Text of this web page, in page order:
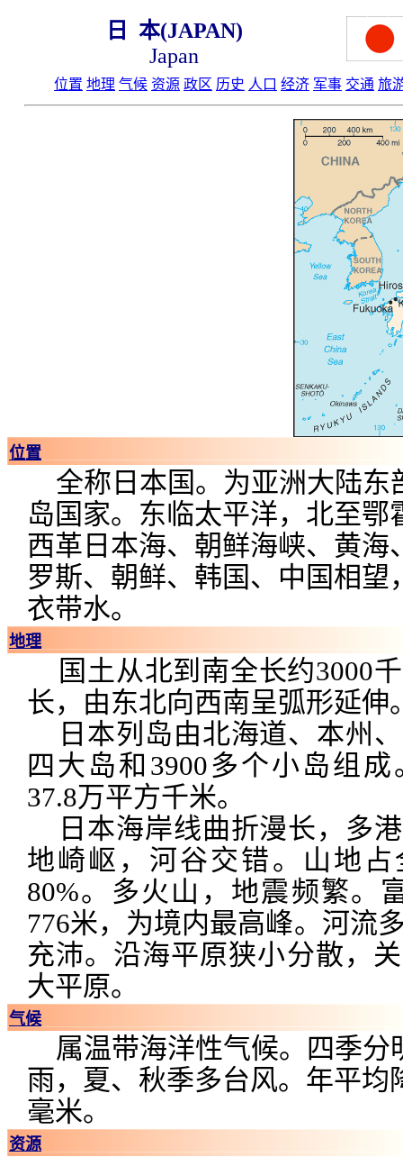
日 本(JAPAN)
Japan
位置 地理 气候 资源 政区 历史 人口 经济 军事 交通 旅
位置
全称日本国。为亚洲大陆东
岛国家。东临太平洋，北至鄂
西革日本海、朝鲜海峡、黄海
罗斯、朝鲜、韩国、中国相望
衣带水。
地理
国土从北到南全长约3000
长，由东北向西南呈弧形延伸
日本列岛由北海道、本州
四大岛和3900多个小岛组
37.8万平方千米。
日本海岸线曲折漫长，多
地崎岖，河谷交错。山地占
80%。多火山，地震频繁。
776米，为境内最高峰。河流
充沛。沿海平原狭小分散，
大平原。
气候
属温带海洋性气候。四季分
雨，夏、秋季多台风。年平均
毫米。
资源